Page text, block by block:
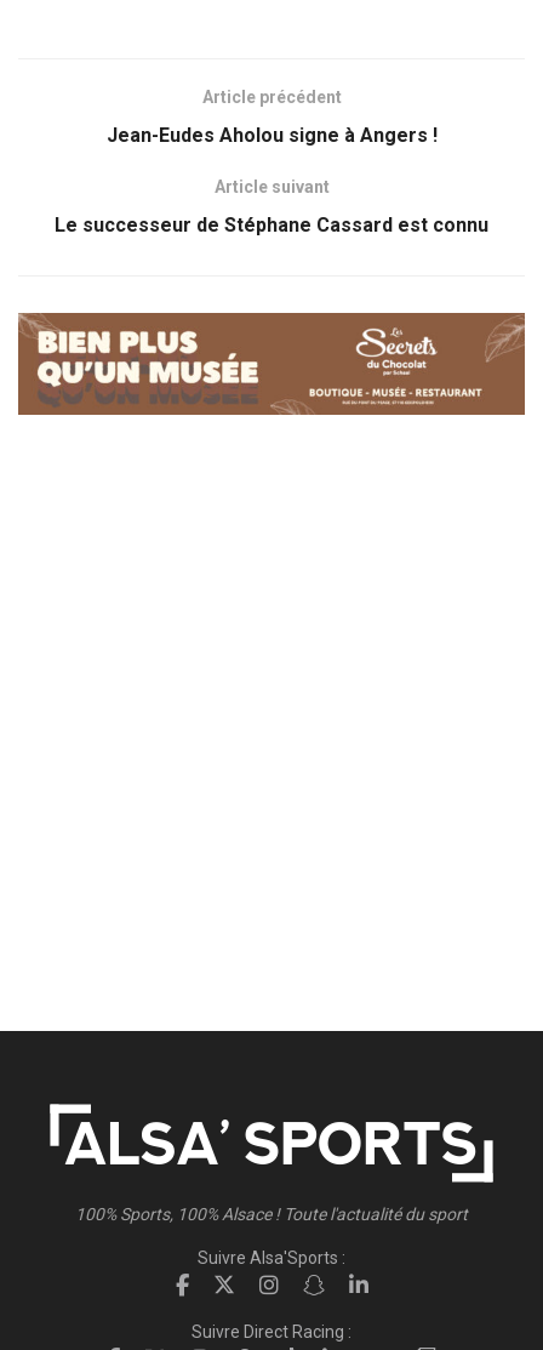
Article précédent
Jean-Eudes Aholou signe à Angers !
Article suivant
Le successeur de Stéphane Cassard est connu
100% Sports, 100% Alsace ! Toute l'actualité du sport
Suivre Alsa'Sports :
Suivre Direct Racing :